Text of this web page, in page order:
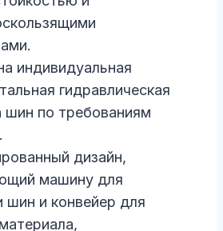
индивидуальная
гидравлическая
шин по требованиям
дизайн,
машину для
шин и конвейер для